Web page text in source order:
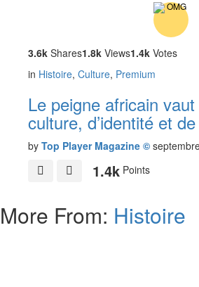
3.6k Shares1.8k Views1.4k Votes
in Histoire, Culture, Premium
Le peigne africain
culture, d’identité et
by Top Player Magazine ©
1.4k Points
More From: Histoire